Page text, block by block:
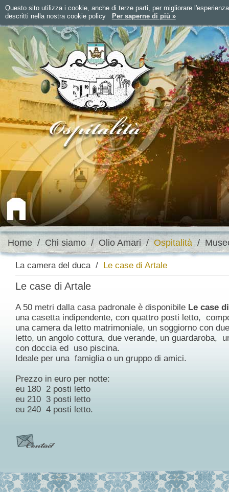
Questo sito utilizza i cookie, anche di terze parti, per migliorare
descritti nella nostra cookie policy
Per saperne di più »
Home / Chi siamo / Olio Amari / Ospitalità /
La camera del duca/ Le case di Artale
Le case di Artale
A 50 metri dalla casa padronale è disponibile Le case
una casetta indipendente, con quattro posti letto,
una camera da letto matrimoniale, un soggiorno con
letto, un angolo cottura, due verande, un guardaroba,
con doccia ed uso piscina.
Ideale per una famiglia o un gruppo di amici.
Prezzo in euro per notte:
eu 180 2 posti letto
eu 210 3 posti letto
eu 240 4 posti letto.